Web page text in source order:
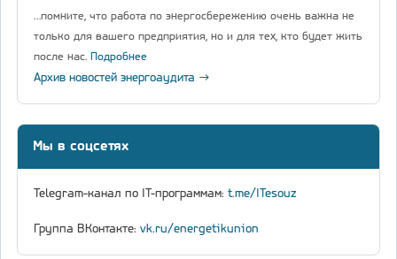
…помните, что работа по энергосбережению очень важна не
только для вашего предприятия, но и для тех, кто будет жить
после нас. Подробнее
Архив новостей энергоаудита →
Мы в соцсетях
Telegram-канал по IT-программам: t.me/ITesouz
Группа ВКонтакте: vk.ru/energetikunion